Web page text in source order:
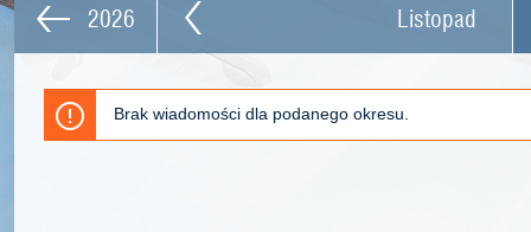
2026 Listopad
Brak wiadomości dla podanego okresu.